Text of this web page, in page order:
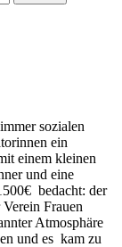
sozialen
ein
einem kleinen
und eine
bedacht: der
Frauen
Atmosphäre
und es kam zu